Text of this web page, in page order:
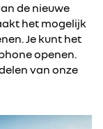
de nieuwe
het mogelijk
Je kunt het
openen.
van onze